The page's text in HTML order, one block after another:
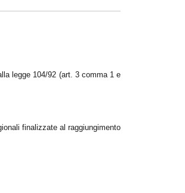
legge 104/92 (art. 3 comma 1 e
finalizzate al raggiungimento